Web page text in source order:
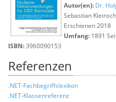
Autor(en): Dr.
Sebastian
Erschienen 2018
Umfang: 1891
ISBN:3960090153
Referenzen
.NET-Fachbegriffslexikon
.NET-Klassenreferenz